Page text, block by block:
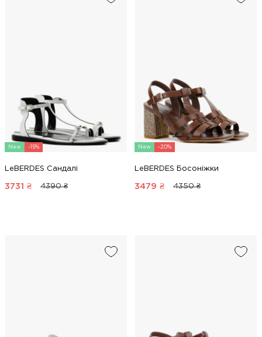
New -15%
LeBERDES Сандалі
3731 ₴ 4390 ₴
New -20%
LeBERDES Босоніжки
3479 ₴ 4350 ₴